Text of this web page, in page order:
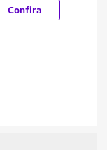
Confira